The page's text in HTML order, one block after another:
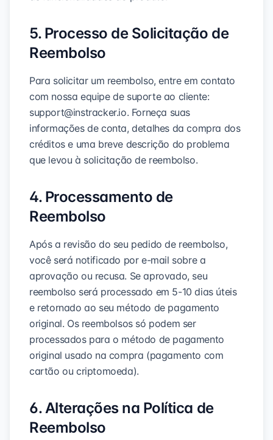
5. Processo de Solicitação de
Reembolso
Para solicitar um reembolso, entre em contato
com nossa equipe de suporte ao cliente:
support@instracker.io. Forneça suas
informações de conta, detalhes da compra dos
créditos e uma breve descrição do problema
que levou à solicitação de reembolso.
4. Processamento de
Reembolso
Após a revisão do seu pedido de reembolso,
você será notificado por e-mail sobre a
aprovação ou recusa. Se aprovado, seu
reembolso será processado em 5-10 dias úteis
e retornado ao seu método de pagamento
original. Os reembolsos só podem ser
processados para o método de pagamento
original usado na compra (pagamento com
cartão ou criptomoeda).
6. Alterações na Política de
Reembolso